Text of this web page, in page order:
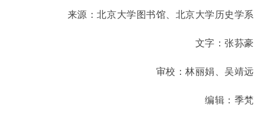
来源：北京大学图书馆、北京大学历史学系
文字：张荪豪
审校 ：林丽娟、吴靖远
编辑：季梵